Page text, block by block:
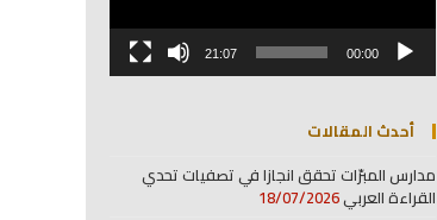
00:00
21:07
أحدث المقالات
مدارس المبرّات تحقق انجازا في تصفيات تحدي
القراءة العربي18/07/2026